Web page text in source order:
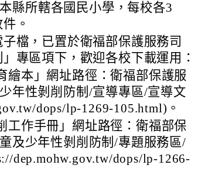
縣所轄各國民小學，每校各3
。
檔，已置於衛福部保護服務司
專區項下，歡迎各校下載運用：
繪本」網址路徑：衛福部保護服
年性剝削防制/宣導專區/宣導文
dops/lp-1269-105.html)。
工作手冊」網址路徑：衛福部保
及少年性剝削防制/專題服務區/
dep.mohw.gov.tw/dops/lp-1266-